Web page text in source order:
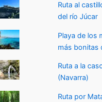
Ruta al
del río Júcar
Playa de los
más bonitas
Ruta a la
(Navarra)
Ruta por